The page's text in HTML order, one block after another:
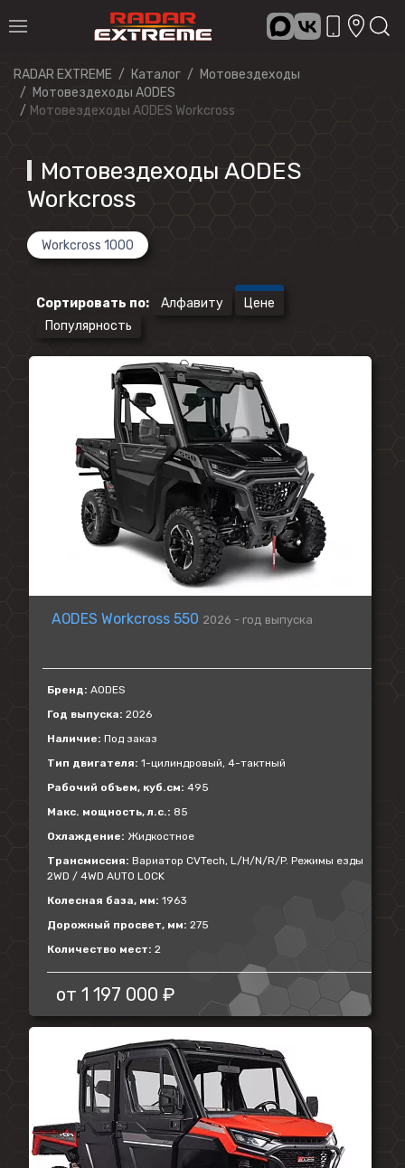
RADAR EXTREME Каталог
Мотовездеходы
Мотовездеходы AODES
Мотовездеходы AODES Workcross
Мотовездеходы AODES
Workcross
Workcross 1000
Сортировать по: Алфавиту
Цене
Популярность
AODES Workcross 550 2026 - год выпуска
Бренд: AODES
Год выпуска: 2026
Наличие: Под заказ
Тип двигателя: 1-цилиндровый, 4-тактный
Рабочий объем, куб.см: 495
Макс. мощность, л.с.: 85
Охлаждение: Жидкостное
Трансмиссия: Вариатор CVTech, L/H/N/R/P. Режимы езды
2WD / 4WD AUTO LOCK
Колесная база, мм: 1963
Дорожный просвет, мм: 275
Количество мест: 2
от 1 197 000 ₽